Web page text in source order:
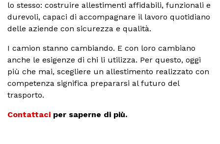
lo stesso: costruire allestimenti affidabili, funzionali e
durevoli, capaci di accompagnare il lavoro quotidiano
delle aziende con sicurezza e qualità.
I camion stanno cambiando. E con loro cambiano
anche le esigenze di chi li utilizza. Per questo, oggi
più che mai, scegliere un allestimento realizzato con
competenza significa prepararsi al futuro del
trasporto.
Contattaci per saperne di più.